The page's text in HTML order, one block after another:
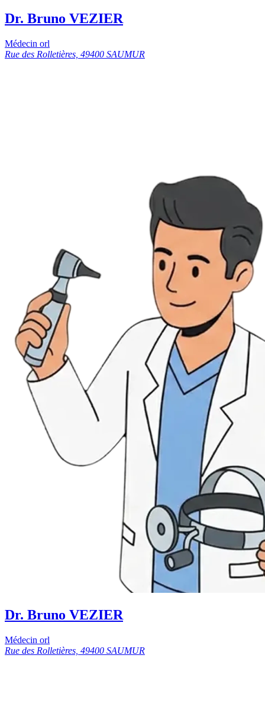
Dr. Bruno VEZIER
Médecin orl
Rue des Rolletières, 49400 SAUMUR
Dr. Bruno VEZIER
Médecin orl
Rue des Rolletières, 49400 SAUMUR